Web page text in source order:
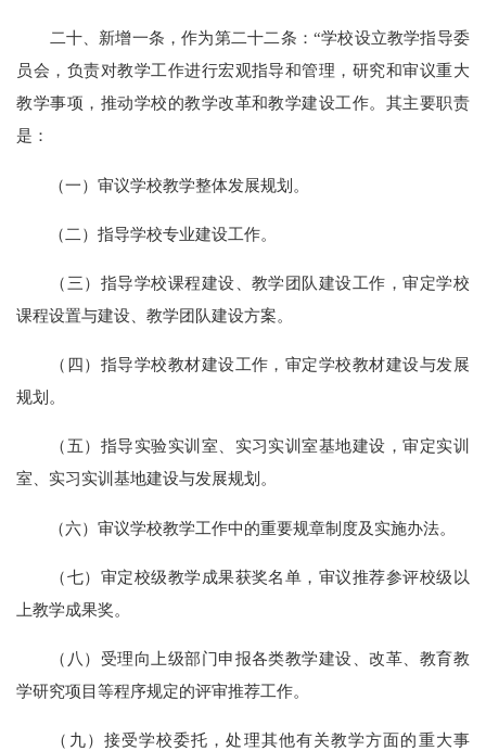
二十、新增一条，作为第二十二条：“学校设立教学指导委
员会，负责对教学工作进行宏观指导和管理，研究和审议重大
教学事项，推动学校的教学改革和教学建设工作。其主要职责
是：
（一）审议学校教学整体发展规划。
（二）指导学校专业建设工作。
（三）指导学校课程建设、教学团队建设工作，审定学校
课程设置与建设、教学团队建设方案。
（四）指导学校教材建设工作，审定学校教材建设与发展
规划。
（五）指导实验实训室、实习实训室基地建设，审定实训
室、实习实训基地建设与发展规划。
（六）审议学校教学工作中的重要规章制度及实施办法。
（七）审定校级教学成果获奖名单，审议推荐参评校级以
上教学成果奖。
（八）受理向上级部门申报各类教学建设、改革、教育教
学研究项目等程序规定的评审推荐工作。
（九）接受学校委托，处理其他有关教学方面的重大事